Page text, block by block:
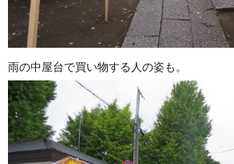
雨の中屋台で買い物する人の姿も。